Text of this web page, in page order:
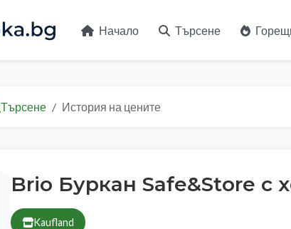
Начало Търсене
Търсене История на цените
Brio Буркан Safe&Store с
Kaufland